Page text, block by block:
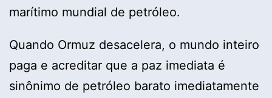
marítimo mundial de petróleo.
Quando Ormuz desacelera, o mundo inteiro
paga e acreditar que a paz imediata é
sinônimo de petróleo barato imediatamente